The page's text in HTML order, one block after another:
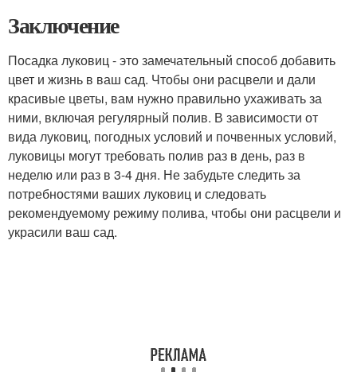
Заключение
Посадка луковиц - это замечательный способ добавить
цвет и жизнь в ваш сад. Чтобы они расцвели и дали
красивые цветы, вам нужно правильно ухаживать за
ними, включая регулярный полив. В зависимости от
вида луковиц, погодных условий и почвенных условий,
луковицы могут требовать полив раз в день, раз в
неделю или раз в 3-4 дня. Не забудьте следить за
потребностями ваших луковиц и следовать
рекомендуемому режиму полива, чтобы они расцвели и
украсили ваш сад.